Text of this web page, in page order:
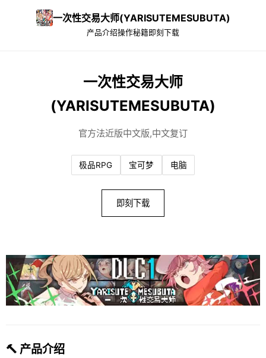
一次性交易大师(YARISUTEMESUBUTA)
产品介绍操作秘籍 即刻下载
一次性交易大师
(YARISUTEMESUBUTA)
官方法近版中文版,中文复订
极品RPG 宝可梦 电脑
即刻下载
🔨 产品介绍